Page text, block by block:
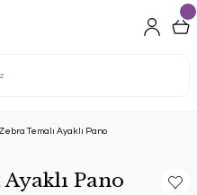
Temalı Ayaklı Pano
Pano